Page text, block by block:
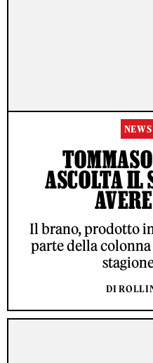
ASCOLTA IL
Il brano, prodotto
parte della
DI